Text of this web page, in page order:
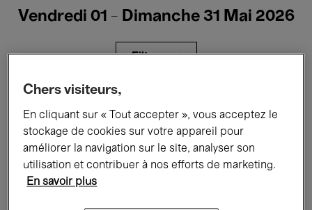
Vendredi 01 - Dimanche 31 Mai 2026
Filtres
Expositions Films Performances
Rencontres & Débats Jazz
Chers visiteurs,
En cliquant sur « Tout accepter », vous acceptez le
stockage de cookies sur votre appareil pour
améliorer la navigation sur le site, analyser son
utilisation et contribuer à nos efforts de marketing.
En savoir plus